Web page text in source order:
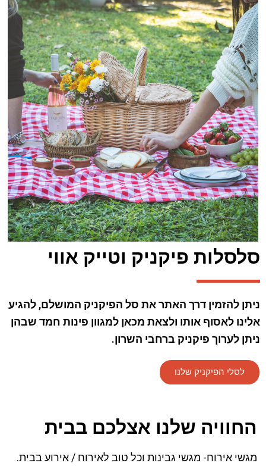
סלסלות פיקניק וטייק אווי
ניתן להזמין דרך האתר את סל הפיקניק המושלם, להגיע
אלינו לאסוף אותו ולצאת מכאן למגוון פינות חמד שבהן
ניתן לערוך פיקניק ברחבי השרון.
לסלי הפיקניק שלנו
החוויה שלנו אצלכם בבית
מגשי אירוח- מגשי גבינות וכל טוב לאירוח / אירוע בבית.